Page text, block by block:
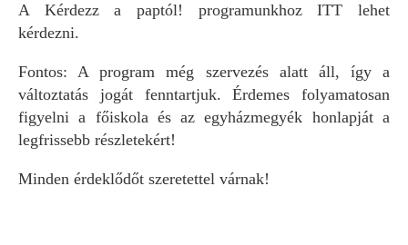
A Kérdezz a paptól! programunkhozITT lehet
kérdezni.
Fontos: A program még szervezés alatt áll, így a
változtatás jogát fenntartjuk. Érdemes folyamatosan
figyelni a főiskola és az egyházmegyék honlapját a
legfrissebb részletekért!
Minden érdeklődőt szeretettel várnak!